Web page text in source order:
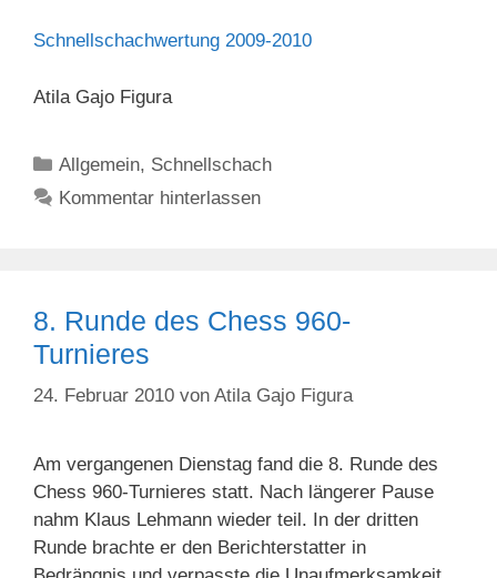
Schnellschachwertung 2009-2010
Atila Gajo Figura
Kategorien
Allgemein, Schnellschach
Kommentar hinterlassen
8. Runde des Chess 960-
Turnieres
24. Februar 2010 von Atila Gajo Figura
Am vergangenen Dienstag fand die 8. Runde des
Chess 960-Turnieres statt. Nach längerer Pause
nahm Klaus Lehmann wieder teil. In der dritten
Runde brachte er den Berichterstatter in